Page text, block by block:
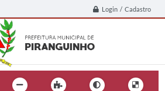
Login / Cadastro